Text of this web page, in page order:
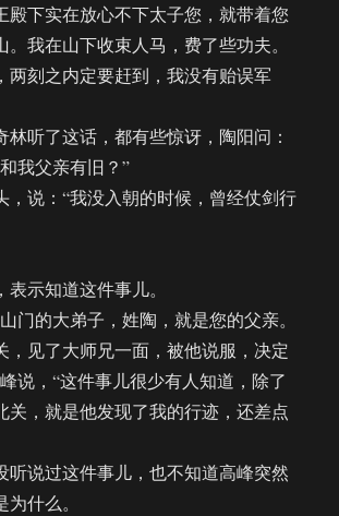
殿下实在放心不下太子您，就带着您
。我在山下收束人马，费了些功夫。
两刻之内定要赶到，我没有贻误军
听了这话，都有些惊讶，陶阳问：
我父亲有旧？”
说：“我没入朝的时候，曾经仗剑行
示知道这件事儿。
的大弟子，姓陶，就是您的父亲。
，见了大师兄一面，被他说服，决定
说，“这件事儿很少有人知道，除了
关，就是他发现了我的行迹，还差点
说过这件事儿，也不知道高峰突然
什么。